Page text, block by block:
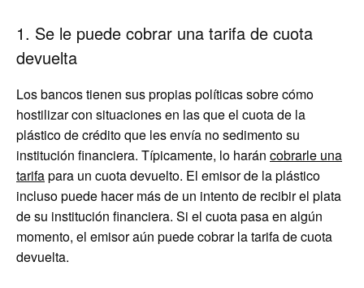
1. Se le puede cobrar una tarifa de cuota
devuelta
Los bancos tienen sus propias políticas sobre cómo
hostilizar con situaciones en las que el cuota de la
plástico de crédito que les envía no sedimento su
institución financiera. Típicamente, lo harán cobrarle una
tarifapara un cuota devuelto. El emisor de la plástico
incluso puede hacer más de un intento de recibir el plata
de su institución financiera. Si el cuota pasa en algún
momento, el emisor aún puede cobrar la tarifa de cuota
devuelta.